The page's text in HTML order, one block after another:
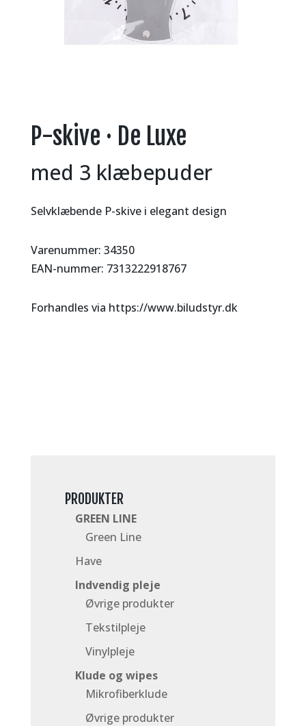
P-skive · De Luxe
med 3 klæbepuder
Selvklæbende P-skive i elegant design
Varenummer: 34350
EAN-nummer: 7313222918767
Forhandles via https://www.biludstyr.dk
PRODUKTER
GREEN LINE
Green Line
Have
Indvendig pleje
Øvrige produkter
Tekstilpleje
Vinylpleje
Klude og wipes
Mikrofiberklude
Øvrige produkter